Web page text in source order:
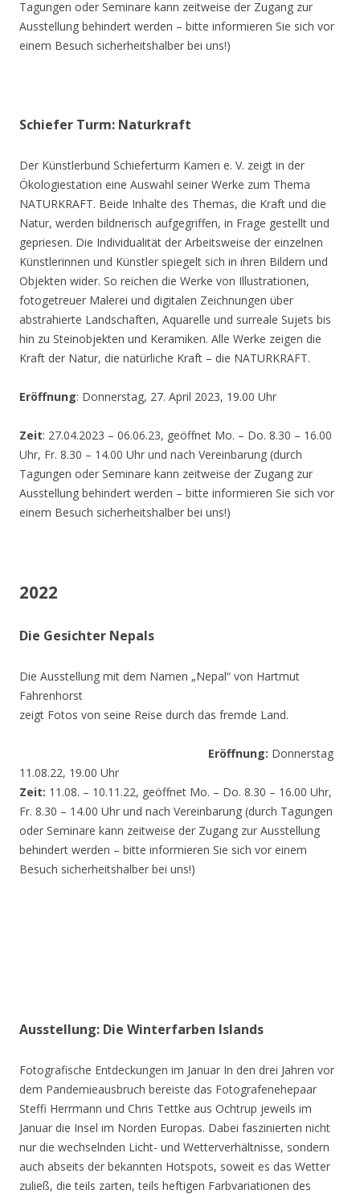
Tagungen oder Seminare kann zeitweise der Zugang zur
Ausstellung behindert werden – bitte informieren Sie sich vor
einem Besuch sicherheitshalber bei uns!)
Schiefer Turm: Naturkraft
Der Künstlerbund Schieferturm Kamen e. V. zeigt in der
Ökologiestation eine Auswahl seiner Werke zum Thema
NATURKRAFT. Beide Inhalte des Themas, die Kraft und die
Natur, werden bildnerisch aufgegriffen, in Frage gestellt und
gepriesen. Die Individualität der Arbeitsweise der einzelnen
Künstlerinnen und Künstler spiegelt sich in ihren Bildern und
Objekten wider. So reichen die Werke von Illustrationen,
fotogetreuer Malerei und digitalen Zeichnungen über
abstrahierte Landschaften, Aquarelle und surreale Sujets bis
hin zu Steinobjekten und Keramiken. Alle Werke zeigen die
Kraft der Natur, die natürliche Kraft – die NATURKRAFT.
Eröffnung: Donnerstag, 27. April 2023, 19.00 Uhr
Zeit: 27.04.2023 – 06.06.23, geöffnet Mo. – Do. 8.30 – 16.00
Uhr, Fr. 8.30 – 14.00 Uhr und nach Vereinbarung (durch
Tagungen oder Seminare kann zeitweise der Zugang zur
Ausstellung behindert werden – bitte informieren Sie sich vor
einem Besuch sicherheitshalber bei uns!)
2022
Die Gesichter Nepals
Die Ausstellung mit dem Namen „Nepal“ von Hartmut
Fahrenhorst
zeigt Fotos von seine Reise durch das fremde Land.
Eröffnung: Donnerstag
11.08.22, 19.00 Uhr
Zeit: 11.08. – 10.11.22, geöffnet Mo. – Do. 8.30 – 16.00 Uhr,
Fr. 8.30 – 14.00 Uhr und nach Vereinbarung (durch Tagungen
oder Seminare kann zeitweise der Zugang zur Ausstellung
behindert werden – bitte informieren Sie sich vor einem
Besuch sicherheitshalber bei uns!)
Ausstellung: Die Winterfarben Islands
Fotografische Entdeckungen im Januar In den drei Jahren vor
dem Pandemieausbruch bereiste das Fotografenehepaar
Steffi Herrmann und Chris Tettke aus Ochtrup jeweils im
Januar die Insel im Norden Europas. Dabei faszinierten nicht
nur die wechselnden Licht- und Wetterverhältnisse, sondern
auch abseits der bekannten Hotspots, soweit es das Wetter
zuließ, die teils zarten, teils heftigen Farbvariationen des